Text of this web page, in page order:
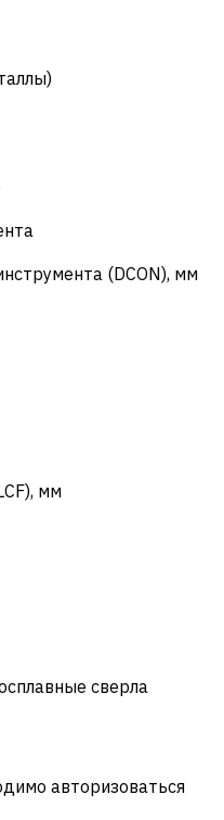
(DCON), мм
мм
сверла
авторизоваться